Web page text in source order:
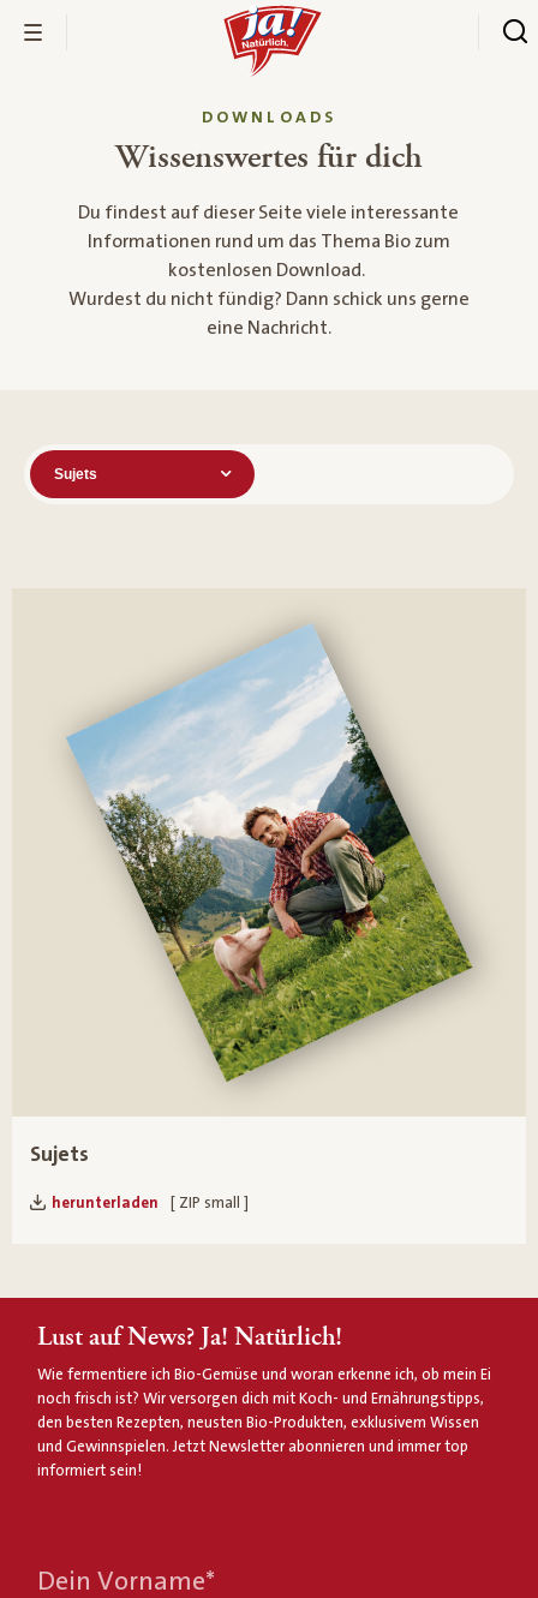
DOWNLOADS
Wissenswertes für dich
Du findest auf dieser Seite viele interessante
Informationen rund um das Thema Bio zum
kostenlosen Download.
Wurdest du nicht fündig? Dann schick uns gerne
eine Nachricht.
Sujets
herunterladen [ ZIP small ]
Lust auf News? Ja! Natürlich!
Wie fermentiere ich Bio-Gemüse und woran erkenne ich, ob mein Ei
noch frisch ist? Wir versorgen dich mit Koch- und Ernährungstipps,
den besten Rezepten, neusten Bio-Produkten, exklusivem Wissen
und Gewinnspielen. Jetzt Newsletter abonnieren und immer top
informiert sein!
Dein Vorname*